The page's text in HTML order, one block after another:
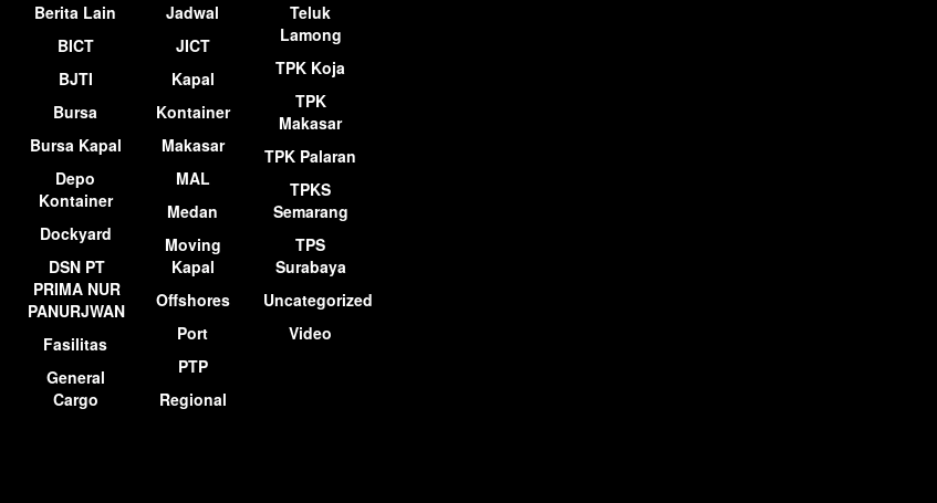
Berita Lain
BICT
BJTI
Bursa
Bursa Kapal
Depo
Kontainer
Dockyard
DSN PT
PRIMA NUR
PANURJWAN
Fasilitas
General
Cargo
Jadwal
JICT
Kapal
Kontainer
Makasar
MAL
Medan
Moving
Kapal
Offshores
Port
PTP
Regional
Teluk
Lamong
TPK Koja
TPK
Makasar
TPK Palaran
TPKS
Semarang
TPS
Surabaya
Uncategorized
Video